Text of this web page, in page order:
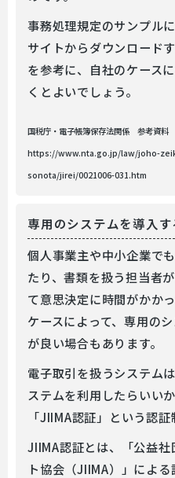
事務処理規定のサンプル
サイトからダウンロード
を参考に、自社のケース
くとよいでしょう。
国税庁・電子帳簿保存法関係 参考資料
https://www.nta.go.jp/law/joho-
sonota/jirei/0021006-031.htm
専用のシステムを導入
個人事業主や中小企業で
たり、書類を扱う担当者
て意思決定に時間がかか
ケースによって、専用の
が良い場合もあります。
電子取引を扱うシステム
ステムを利用したらいい
「JIIMA認証」という認証
JIIMA認証とは、「公益
ト協会（JIIMA）」によ